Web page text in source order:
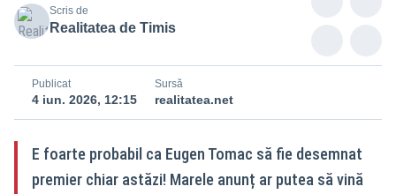
Scris de
Realitatea de Timis
Publicat
4 iun. 2026, 12:15
Sursă
realitatea.net
E foarte probabil ca Eugen Tomac să fie desemnat
premier chiar astăzi! Marele anunț ar putea să vină